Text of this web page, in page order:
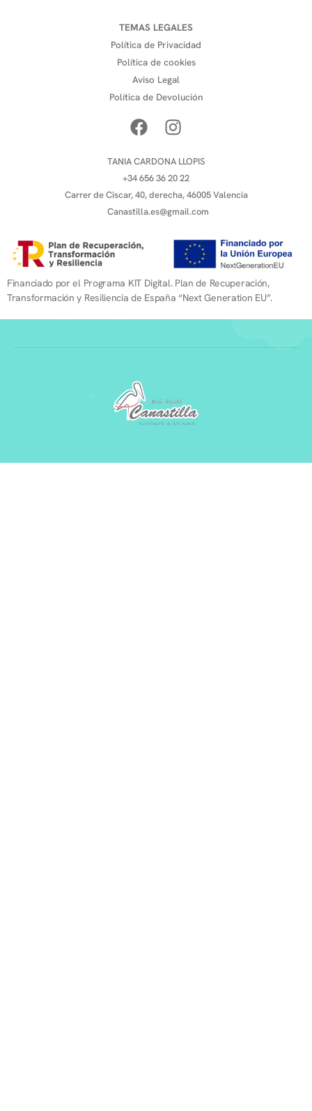
TEMAS LEGALES
Política de Privacidad
Política de cookies
Aviso Legal
Política de Devolución
TANIA CARDONA LLOPIS
+34 656 36 20 22
Carrer de Ciscar, 40, derecha, 46005 Valencia
Canastilla.es@gmail.com
Financiado por el Programa KIT Digital. Plan de Recuperación,
Transformación y Resiliencia de España “Next Generation EU”.